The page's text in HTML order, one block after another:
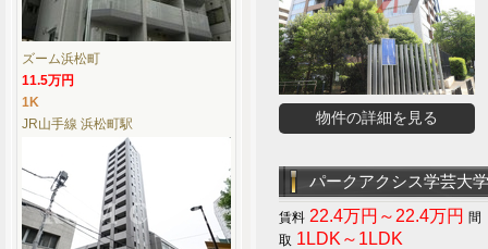
物件の詳細を見る
パークアクシス学芸大学
22.4万円～22.4万円
1LDK～1LDK
ズーム浜松町
11.5万円
1K
JR山手線 浜松町駅